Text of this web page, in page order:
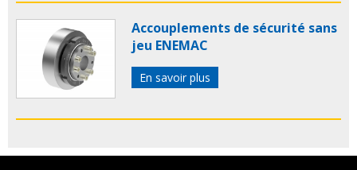
Accouplements de sécurité sans
jeu ENEMAC
En savoir plus